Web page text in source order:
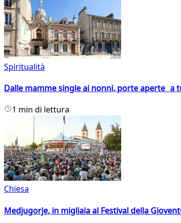
Spiritualità
Dalle mamme single ai nonni, porte aperte a
1 min di lettura
Chiesa
Medjugorje, in migliaia al Festival della